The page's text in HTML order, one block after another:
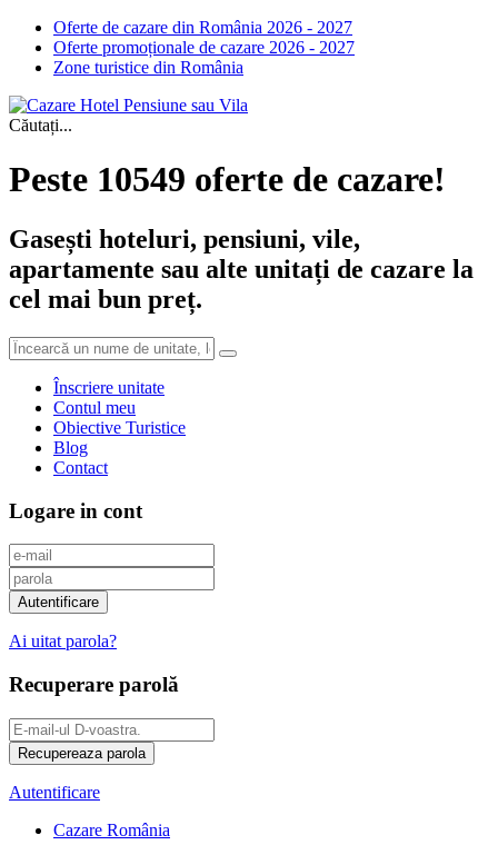
Oferte de cazare din România 2026 - 2027
Oferte promoționale de cazare 2026 - 2027
Zone turistice din România
Căutați...
Peste 10549 oferte de cazare!
Gasești hoteluri, pensiuni, vile,
apartamente sau alte unitați de cazare la
cel mai bun preț.
Înscriere unitate
Contul meu
Obiective Turistice
Blog
Contact
Logare in cont
Ai uitat parola?
Recuperare parolă
Autentificare
Cazare România